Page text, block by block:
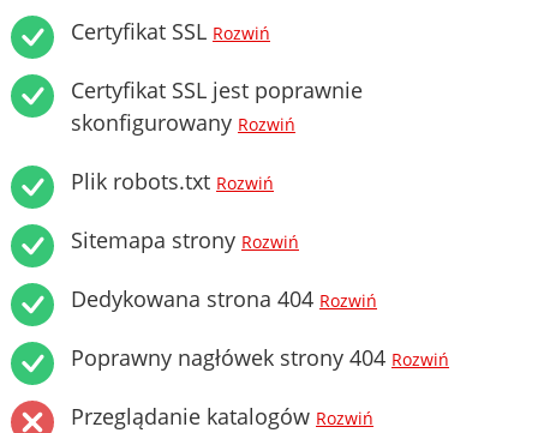
Certyfikat SSL Rozwiń
Certyfikat SSL jest poprawnie
skonfigurowany Rozwiń
Plik robots.txt Rozwiń
Sitemapa strony Rozwiń
Dedykowana strona 404 Rozwiń
Poprawny nagłówek strony 404 Rozwiń
Przeglądanie katalogów Rozwiń